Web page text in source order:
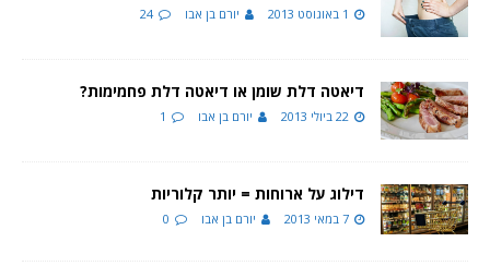
1 באוגוסט 2013 יורם בן אבו 24
דיאטה דלת שומן או דיאטה דלת פחמימות?
22 ביולי 2013 יורם בן אבו 1
דילוג על ארוחות = יותר קלוריות
7 במאי 2013 יורם בן אבו 0